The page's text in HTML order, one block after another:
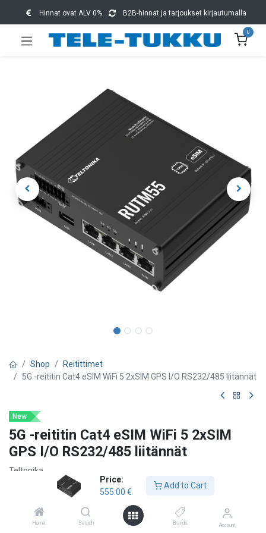
Price:
555.00 €
Add to Cart
Home Search Brands Account
Hinnat ovat ALV 0%. B2B-hinnat ja tarjoukset kirjautumalla
0
Shop
Reitittimet
5G -reititin Cat4 eSIM WiFi 5 2xSIM GPS I/O RS232/485 liitännät
New
5G -reititin Cat4 eSIM WiFi 5 2xSIM
GPS I/O RS232/485 liitännät
Teltonika
5G-yhteys -
Jopa 3,4 Gbpserittäin nopeat 5G‑datanopeudet
teollisiin tarpeisiin.
Dual SIM & eSIM -
Automaattinen failover, jatkuva yhteys
kahden SIM-kortin ja eSIM‑tuen ansiosta